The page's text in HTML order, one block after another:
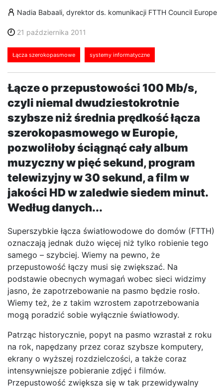
Nadia Babaali, dyrektor ds. komunikacji FTTH Council Europe
21 października 2011
Łącza szerokopasmowe systemy informatyczne
Łącze o przepustowości 100 Mb/s,
czyli niemal dwudziestokrotnie
szybsze niż średnia prędkość łącza
szerokopasmowego w Europie,
pozwoliłoby ściągnąć cały album
muzyczny w pięć sekund, program
telewizyjny w 30 sekund, a film w
jakości HD w zaledwie siedem minut.
Według danych...
Superszybkie łącza światłowodowe do domów (FTTH)
oznaczają jednak dużo więcej niż tylko robienie tego
samego – szybciej. Wiemy na pewno, że
przepustowość łączy musi się zwiększać. Na
podstawie obecnych wymagań wobec sieci widzimy
jasno, że zapotrzebowanie na pasmo będzie rosło.
Wiemy też, że z takim wzrostem zapotrzebowania
mogą poradzić sobie wyłącznie światłowody.
Patrząc historycznie, popyt na pasmo wzrastał z roku
na rok, napędzany przez coraz szybsze komputery,
ekrany o wyższej rozdzielczości, a także coraz
intensywniejsze pobieranie zdjęć i filmów.
Przepustowość zwiększa się w tak przewidywalny